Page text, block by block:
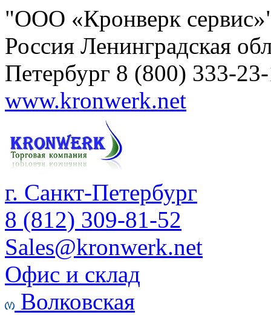
"ООО «Кронверк
Россия Ленинградская
Петербург 8 (800) 333-
www.kronwerk.net
г. Санкт-Петербург
8 (812) 309-81-52
Sales@kronwerk.net
Офис и склад
Волковская